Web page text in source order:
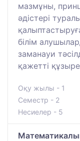
мазмұны,
әдістері
білім
заманауи
қажетті
Оқу жылы - 1
Семестр - 2
Несиелер - 5